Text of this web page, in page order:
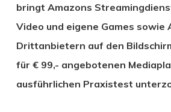
bringt Amazons
Video und eigene Games sowie
Drittanbietern auf den
für € 99,- angebotenen
ausführlichen Praxistest